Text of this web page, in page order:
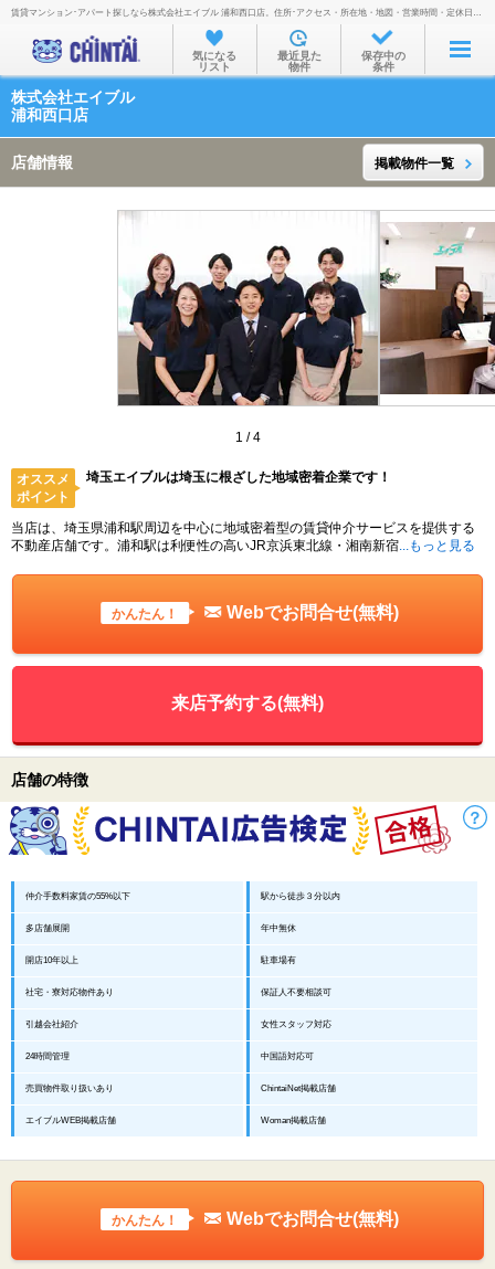
お部屋を探す
沿線・駅から
通勤通学時間から
不動産会社から
TOP
賃貸マンション･アパート探しなら株式会社エイブル 浦和西口店。住所･アクセス・所在地・地図・営業時間・定休日・電話番号などを掲載。
気になる
リスト
最近見た
物件
保存中の
条件
株式会社エイブル
浦和西口店
店舗情報 掲載物件一覧
1 /4
オススメ
ポイント
埼玉エイブルは埼玉に根ざした地域密着企業です！
当店は、埼玉県浦和駅周辺を中心に地域密着型の賃貸仲介サービスを提供する
不動産店舗です。浦和駅は利便性の高いJR京浜東北線・湘南新宿 ...もっと見る
かんたん！ Webでお問合せ(無料)
来店予約する(無料)
店舗の特徴
仲介手数料家賃の55%以下 駅から徒歩３分以内
多店舗展開 年中無休
開店10年以上 駐車場有
社宅・寮対応物件あり 保証人不要相談可
引越会社紹介 女性スタッフ対応
24時間管理 中国語対応可
売買物件取り扱いあり ChintaiNet掲載店舗
エイブルWEB掲載店舗 Woman掲載店舗
かんたん！ Webでお問合せ(無料)